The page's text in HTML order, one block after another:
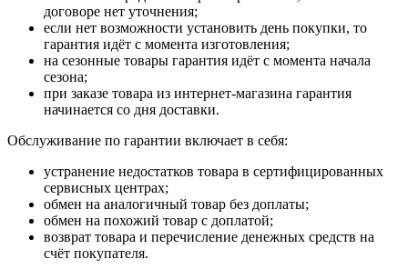
договоре нет уточнения;
если нет возможности установить день покупки, то
гарантия идёт с момента изготовления;
на сезонные товары гарантия идёт с момента начала
сезона;
при заказе товара из интернет-магазина гарантия
начинается со дня доставки.
Обслуживание по гарантии включает в себя:
устранение недостатков товара в сертифицированных
сервисных центрах;
обмен на аналогичный товар без доплаты;
обмен на похожий товар с доплатой;
возврат товара и перечисление денежных средств на
счёт покупателя.